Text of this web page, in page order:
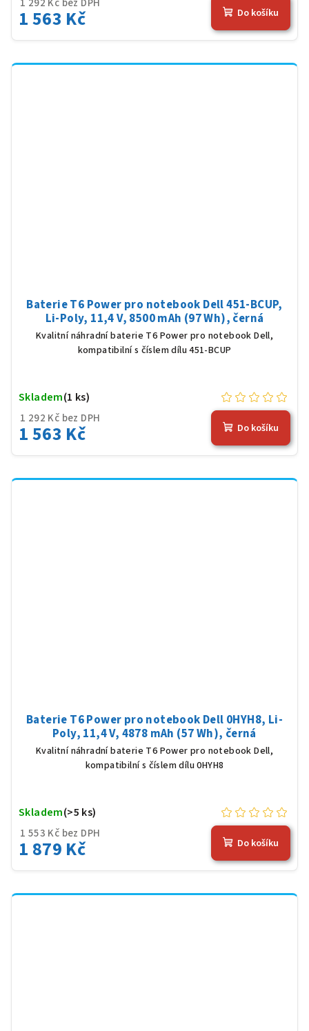
1 563 Kč Do košíku
Baterie T6 Power pro notebook Dell 451-BCUP,
Li-Poly, 11,4 V, 8500 mAh (97 Wh), černá
Kvalitní náhradní baterie T6 Power pro notebook Dell,
kompatibilní s číslem dílu 451-BCUP
1 292 Kč bez DPH
1 563 Kč
Skladem(1 ks)
Do košíku
Baterie T6 Power pro notebook Dell 0HYH8, Li-
Poly, 11,4 V, 4878 mAh (57 Wh), černá
Kvalitní náhradní baterie T6 Power pro notebook Dell,
kompatibilní s číslem dílu 0HYH8
1 553 Kč bez DPH
1 879 Kč
Skladem(>5 ks)
Do košíku